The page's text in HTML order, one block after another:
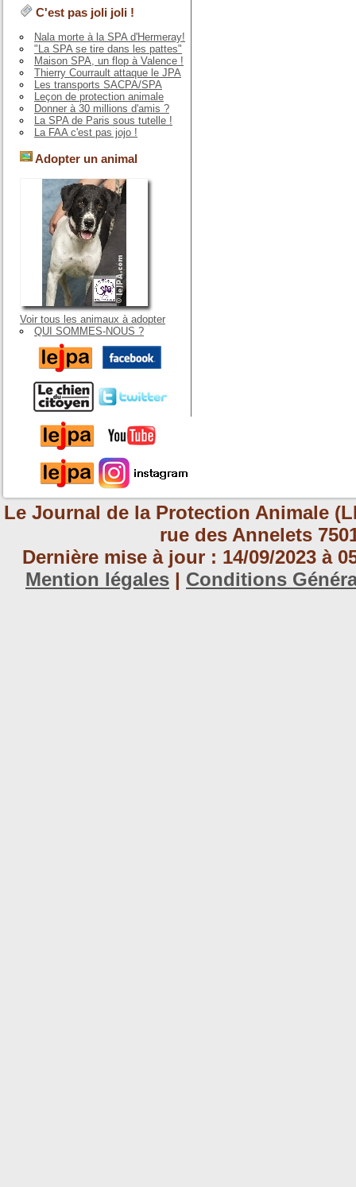
C'est pas joli joli !
Nala morte à la SPA d'Hermeray!
"La SPA se tire dans les pattes"
Maison SPA, un flop à Valence !
Thierry Courrault attaque le JPA
Les transports SACPA/SPA
Leçon de protection animale
Donner à 30 millions d'amis ?
La SPA de Paris sous tutelle !
La FAA c'est pas jojo !
Adopter un animal
Voir tous les animaux à adopter
QUI SOMMES-NOUS ?
Le Journal de la Protection Animale
rue des Annelets
Dernière mise à jour : 14/09/2023 à
Mention légales | Conditions